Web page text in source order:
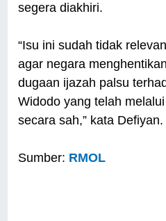
segera diakhiri.
“Isu ini sudah tidak
agar negara
dugaan ijazah palsu
Widodo yang telah
secara sah,” kata Defiyan.
Sumber: RMOL